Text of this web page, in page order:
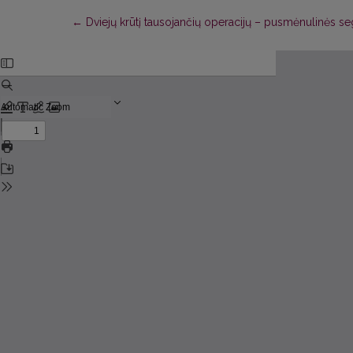
← Return to Article Details
Dviejų krūtį tausojančių operacijų – pusmėnulinės